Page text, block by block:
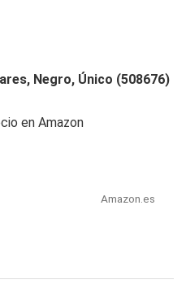
Negro, Único (508676)
en Amazon
Amazon.es